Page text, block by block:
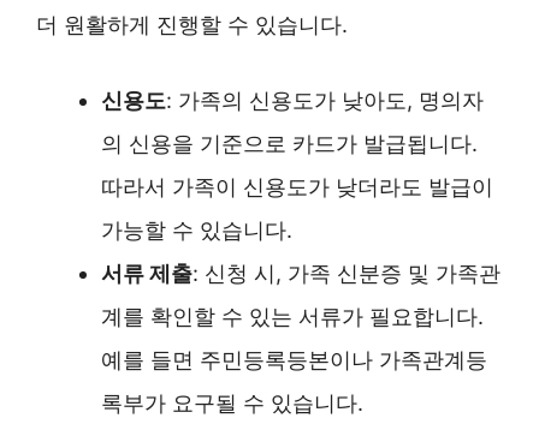
더 원활하게 진행할 수 있습니다.
신용도: 가족의 신용도가 낮아도, 명의자
의 신용을 기준으로 카드가 발급됩니다.
따라서 가족이 신용도가 낮더라도 발급이
가능할 수 있습니다.
서류 제출: 신청 시, 가족 신분증 및 가족관
계를 확인할 수 있는 서류가 필요합니다.
예를 들면 주민등록등본이나 가족관계등
록부가 요구될 수 있습니다.